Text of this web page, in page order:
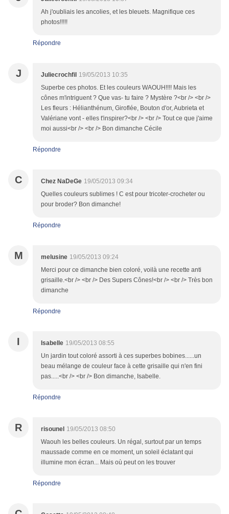
Ah j'oubliais les ancolies, et les bleuets. Magnifique ces
photos!!!!!
Répondre
J Juliecrochfil 19/05/2013 10:35
Superbe ces photos. Et les couleurs WAOUH!!!! Mais les
cônes m'intriguent ? Que vas- tu faire ? Mystère ?<br /> <br />
Les fleurs : Hélianthénum, Giroflée, Bouton d'or, Aubrieta et
Valériane vont - elles t'inspirer?<br /> <br /> Tout ce que j'aime
moi aussi<br /> <br /> Bon dimanche Cécile
Répondre
C Chez NaDeGe 19/05/2013 09:34
Quelles couleurs sublimes ! C est pour tricoter-crocheter ou
pour broder? Bon dimanche!
Répondre
M melusine 19/05/2013 09:24
Merci pour ce dimanche bien coloré, voilà une recette anti
grisaille.<br /> <br /> Des Supers Cônes!<br /> <br /> Très bon
dimanche
Répondre
I Isabelle 19/05/2013 08:55
Un jardin tout coloré assorti à ces superbes bobines......un
beau mélange de couleur face à cette grisaille qui n'en fini
pas.....<br /> <br /> Bon dimanche, Isabelle.
Répondre
R risounel 19/05/2013 08:50
Waouh les belles couleurs. Un régal, surtout par un temps
maussade comme en ce moment, un soleil éclatant qui
illumine mon écran... Mais où peut on les trouver
Répondre